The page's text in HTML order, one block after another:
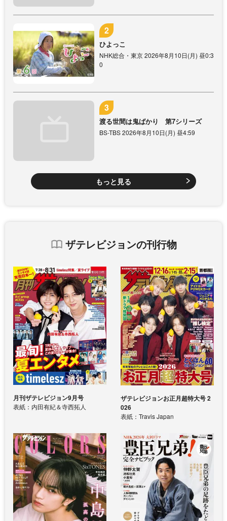
ひよっこ
NHK総合・東京 2026年8月10日(月) 昼0:3
0
渡る世間は鬼ばかり 第7シリーズ
BS-TBS 2026年8月10日(月) 昼4:59
もっと見る
ザテレビジョンの刊行物
月刊ザテレビジョン9月号
表紙：内田有紀＆寺西拓人
ザテレビジョンお正月超特大号 2
026
表紙：Travis Japan